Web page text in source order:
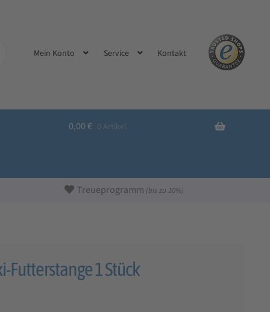
Mein Konto Service Kontakt
0,00 € 0 Artikel
Treueprogramm (bis zu 10%)
Futterstange 1 Stück